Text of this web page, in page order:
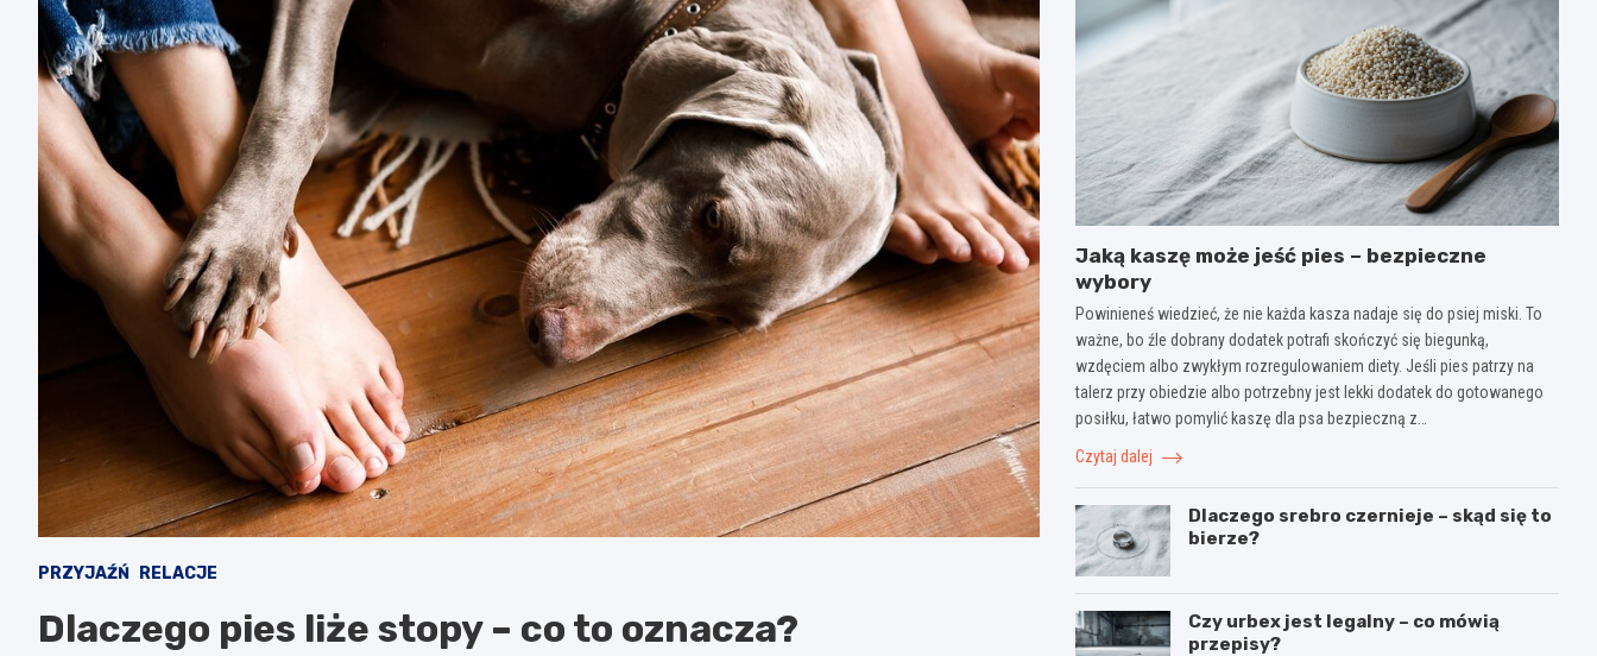
PRZYJAŹŃ RELACJE
Dlaczego pies liże stopy – co to oznacza?
Jaką kaszę może jeść pies – bezpieczne
wybory
Powinieneś wiedzieć, że nie każda kasza nadaje się do psiej miski. To
ważne, bo źle dobrany dodatek potrafi skończyć się biegunką,
wzdęciem albo zwykłym rozregulowaniem diety. Jeśli pies patrzy na
talerz przy obiedzie albo potrzebny jest lekki dodatek do gotowanego
posiłku, łatwo pomylić kaszę dla psa bezpieczną z…
Czytaj dalej
Dlaczego srebro czernieje – skąd się to
bierze?
Czy urbex jest legalny – co mówią
przepisy?